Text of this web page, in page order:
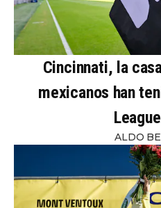
Cincinnati, la
mexicanos han
ALDO